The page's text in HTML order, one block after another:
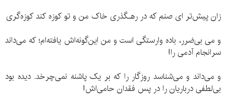
زان پیش‌تر ای صنم که در رهـگذری خاک من و تو کوزه کند کوزه‌گری
و می بی‌ضرر، باده وارستگی است و من این‌گونه‌اش یافته‌ام؛ که می‌داند
سرانجام آدمی را!
و می‌داند و می‌شناسد روزگار را که بر یک پاشنه نمی‌چرخد. دیده بود
بی‌لطفی درباریان را در پس فقدان حامی‌اش!